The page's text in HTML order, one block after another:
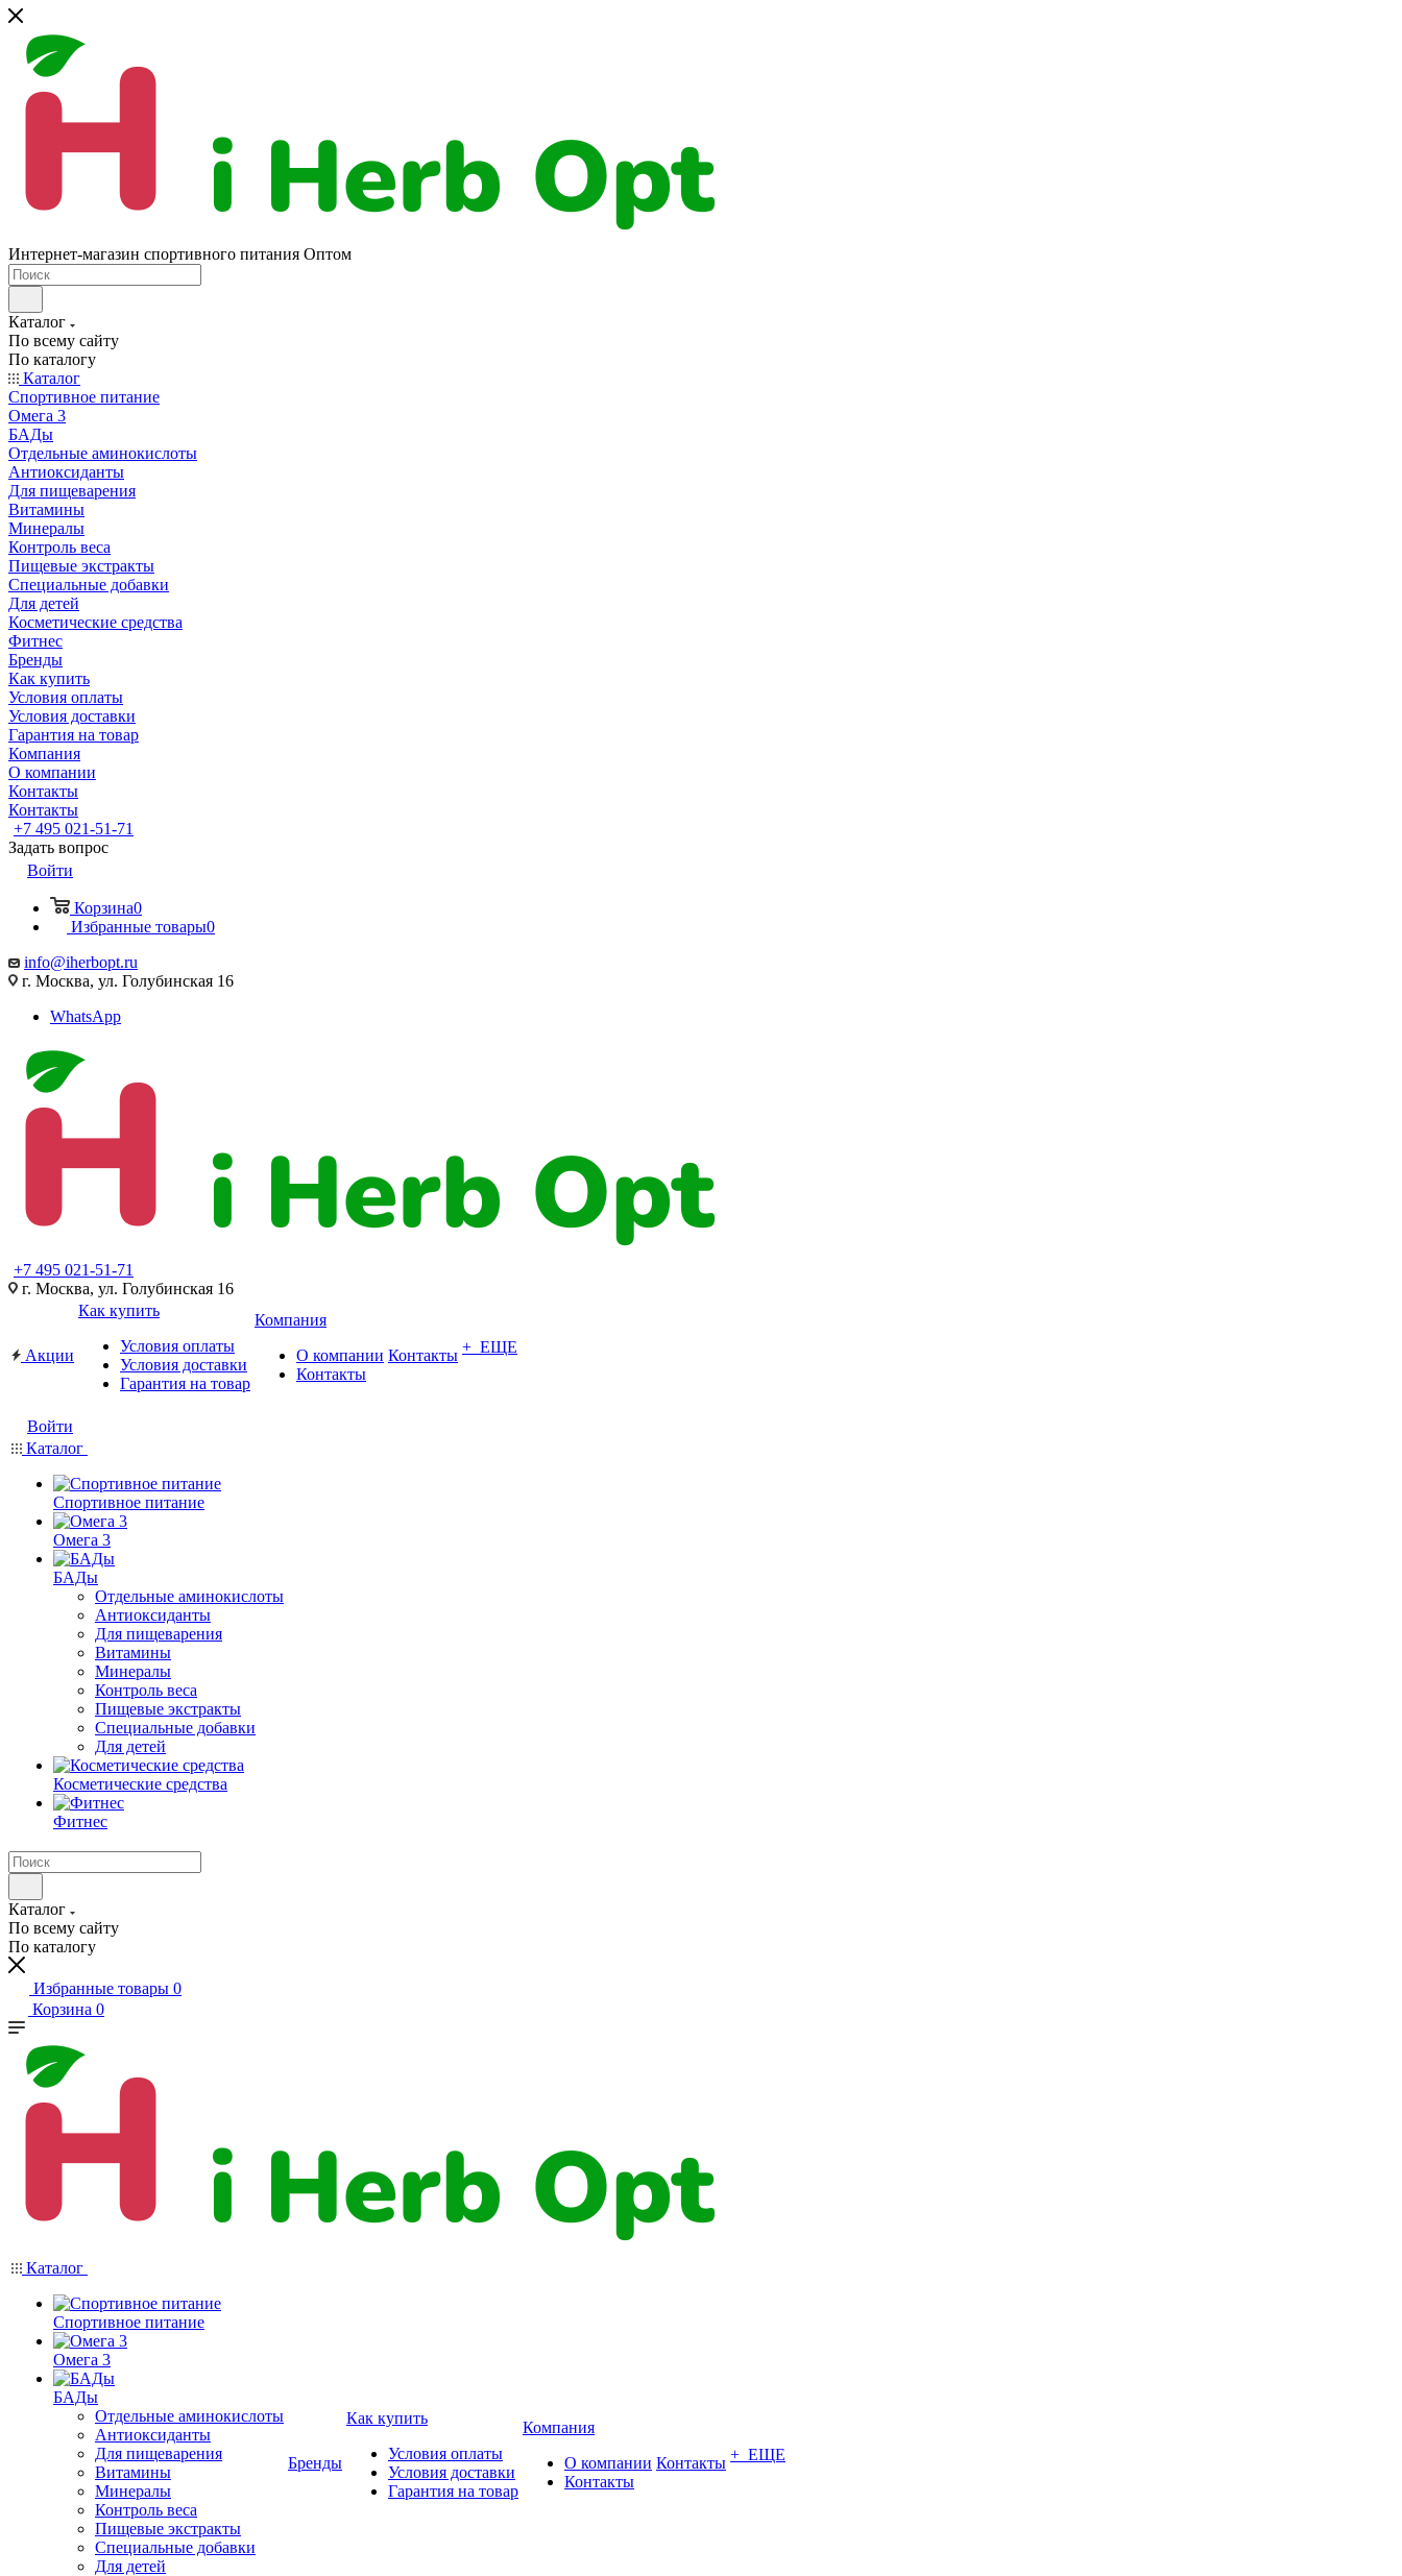
Интернет-магазин спортивного питания Оптом
Каталог
По всему сайту
По каталогу
Каталог
Спортивное питание
Омега 3
БАДы
Отдельные аминокислоты
Антиоксиданты
Для пищеварения
Витамины
Минералы
Контроль веса
Пищевые экстракты
Специальные добавки
Для детей
Косметические средства
Фитнес
Бренды
Как купить
Условия оплаты
Условия доставки
Гарантия на товар
Компания
О компании
Контакты
Контакты
+7 495 021-51-71
Задать вопрос
Войти
Корзина0
Избранные товары0
info@iherbopt.ru
г. Москва, ул. Голубинская 16
WhatsApp
+7 495 021-51-71
г. Москва, ул. Голубинская 16
Акции
Как купить
Условия оплаты
Условия доставки
Гарантия на товар
Компания
О компании
Контакты
Контакты + ЕЩЕ
Войти
Каталог
Спортивное питание
Омега 3
БАДы
Отдельные аминокислоты
Антиоксиданты
Для пищеварения
Витамины
Минералы
Контроль веса
Пищевые экстракты
Специальные добавки
Для детей
Косметические средства
Фитнес
Каталог
По всему сайту
По каталогу
Избранные товары 0
Корзина 0
Каталог
Спортивное питание
Омега 3
БАДы
Отдельные аминокислоты
Антиоксиданты
Для пищеварения
Витамины
Минералы
Контроль веса
Пищевые экстракты
Специальные добавки
Для детей
Бренды
Как купить
Условия оплаты
Условия доставки
Гарантия на товар
Компания
О компании
Контакты
Контакты + ЕЩЕ